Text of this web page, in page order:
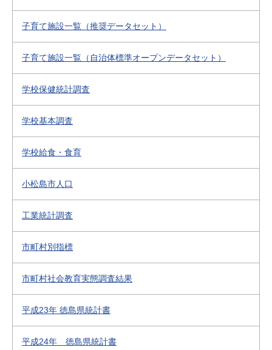
子育て施設一覧（推奨データセット）
子育て施設一覧（自治体標準オープンデータセット）
学校保健統計調査
学校基本調査
学校給食・食育
小松島市人口
工業統計調査
市町村別指標
市町村社会教育実態調査結果
平成23年 徳島県統計書
平成24年 徳島県統計書